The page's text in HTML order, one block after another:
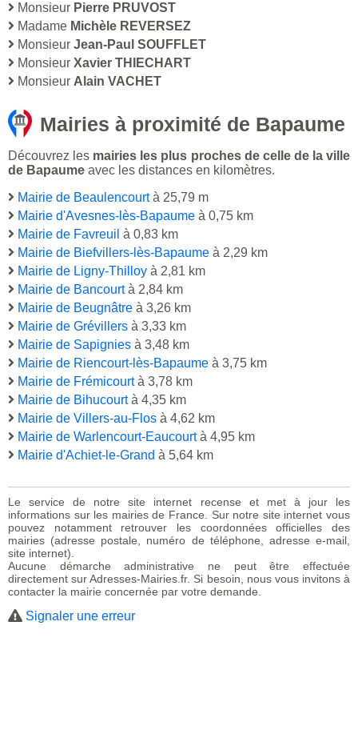
Monsieur Pierre PRUVOST
Madame Michèle REVERSEZ
Monsieur Jean-Paul SOUFFLET
Monsieur Xavier THIECHART
Monsieur Alain VACHET
Mairies à proximité de Bapaume
Découvrez les mairies les plus proches de celle de la ville
de Bapaume avec les distances en kilomètres.
Mairie de Beaulencourtà 25,79 m
Mairie d'Avesnes-lès-Bapaume à 0,75 km
Mairie de Favreuil à 0,83 km
Mairie de Biefvillers-lès-Bapaume à 2,29 km
Mairie de Ligny-Thilloy à 2,81 km
Mairie de Bancourtà 2,84 km
Mairie de Beugnâtre à 3,26 km
Mairie de Grévillers à 3,33 km
Mairie de Sapignies à 3,48 km
Mairie de Riencourt-lès-Bapaume à 3,75 km
Mairie de Frémicourtà 3,78 km
Mairie de Bihucourtà 4,35 km
Mairie de Villers-au-Flos à 4,62 km
Mairie de Warlencourt-Eaucourtà 4,95 km
Mairie d'Achiet-le-Grand à 5,64 km
Le service de notre site internet recense et met à jour les
informations sur les mairies de France. Sur notre site internet vous
pouvez notamment retrouver les coordonnées officielles des
mairies (adresse postale, numéro de téléphone, adresse e-mail,
site internet).
Aucune démarche administrative ne peut être effectuée
directement sur Adresses-Mairies.fr. Si besoin, nous vous invitons à
contacter la mairie concernée par votre demande.
Signaler une erreur